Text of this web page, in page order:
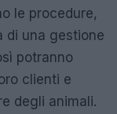
le procedure,
di una gestione
potranno
clienti e
degli animali.